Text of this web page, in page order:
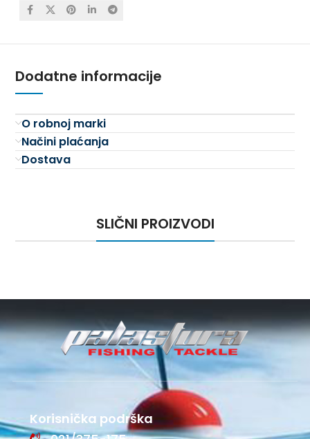
Dodatne informacije
O robnoj marki
Načini plaćanja
Dostava
SLIČNI PROIZVODI
Korisnička podrška